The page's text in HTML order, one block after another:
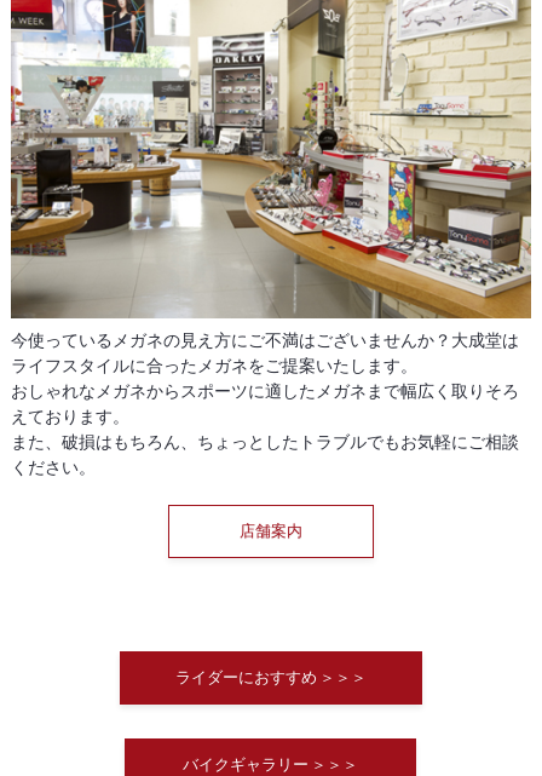
今使っているメガネの見え方にご不満はございませんか？大成堂は
ライフスタイルに合ったメガネをご提案いたします。
おしゃれなメガネからスポーツに適したメガネまで幅広く取りそろ
えております。
また、破損はもちろん、ちょっとしたトラブルでもお気軽にご相談
ください。
店舗案内
ライダーにおすすめ ＞＞＞
バイクギャラリー ＞＞＞